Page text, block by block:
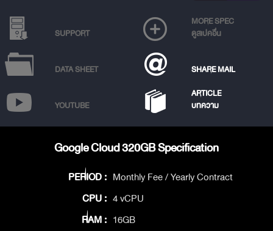
SUPPORT
MORE SPEC
ดูสเปคอื่น
DATA SHEET SHARE MAIL
YOUTUBE
ARTICLE
บทความ
Google Cloud 320GB Specification
PERIOD : Monthly Fee / Yearly Contract
CPU : 4 vCPU
RAM : 16GB